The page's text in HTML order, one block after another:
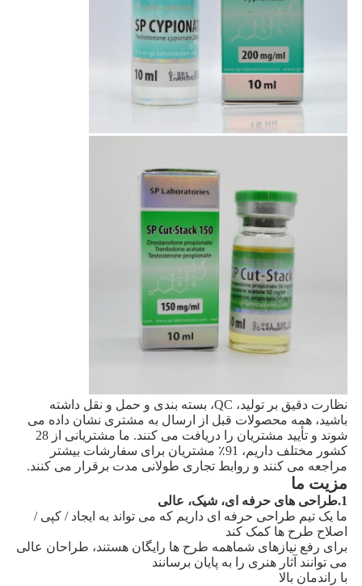
نظارت دقیق بر تولید، QC، بسته بندی و حمل و نقل داشته
باشید، همه محصولات قبل از ارسال به مشتری نشان داده می
شوند و تأیید مشتریان را دریافت می کنند. ما مشتریانی از 28
کشور مختلف داریم، 91٪ مشتریان برای سفارشات بیشتر
مراجعه می کنند و روابط تجاری طولانی مدت برقرار می کنند.
مزیت ما
1. طراحی های حرفه ای، شیک، عالی
ما یک تیم طراحی حرفه ای داریم که می تواند به ایجاد / کپی /
اصلاح طرح ها کمک کند
برای رفع نیازهای شماهمه طرح ها رایگان هستند، طراحان عالی
می توانند آثار هنری را به پایان برسانند
با راندمان بالا